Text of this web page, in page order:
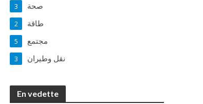
صحة 3
طاقة 2
مجتمع 5
نقل وطيران 3
En vedette